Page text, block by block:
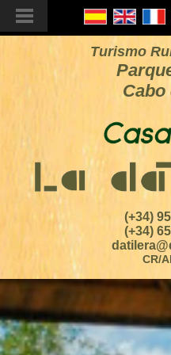
Turismo
Cabo
(+34)
(+34)
CR/